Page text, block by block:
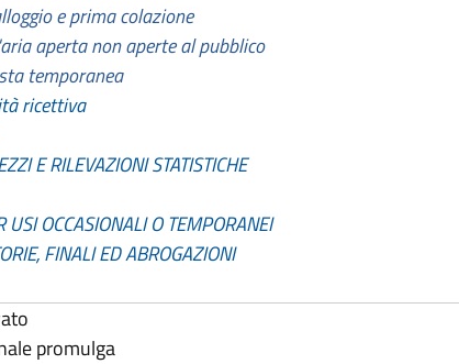
e prima colazione
aperta non aperte al pubblico
temporanea
ricettiva
E RILEVAZIONI STATISTICHE
USI OCCASIONALI O TEMPORANEI
FINALI ED ABROGAZIONI
promulga